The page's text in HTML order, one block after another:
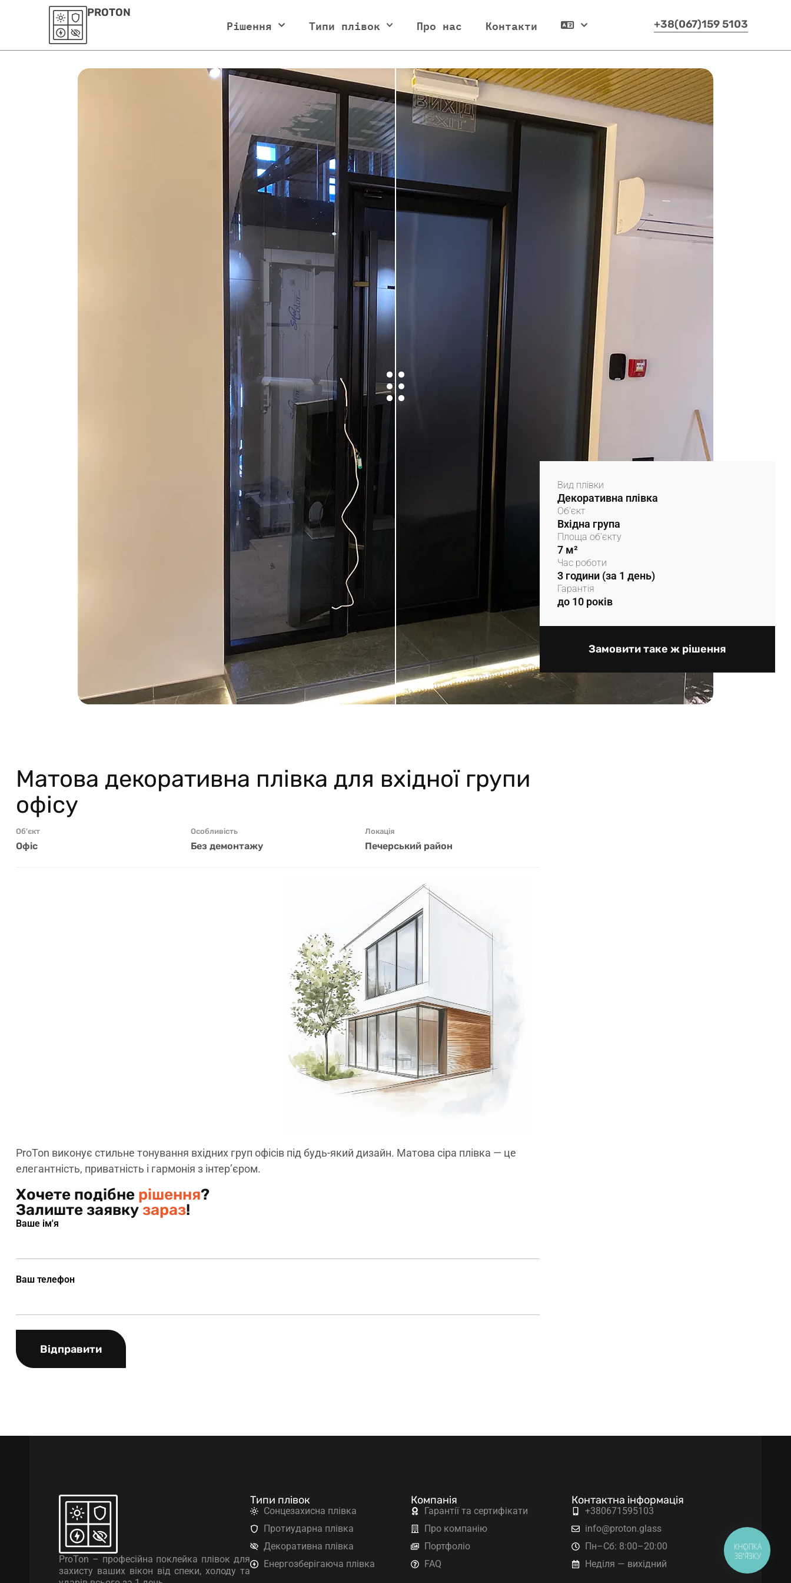
PROTON
Рішення Типи плівок Про нас Контакти Українська +38(067)159 5103
Матова декоративна плівка для вхідної групи
офісу
Об'єкт
Офіс
Особливість
Без демонтажу
Локація
Печерський район
ProTon виконує стильне тонування вхідних груп офісів під будь-який дизайн. Матова сіра плівка — це
елегантність, приватність і гармонія з інтер’єром.
Хочете подібне рішення?
Залиште заявку зараз!
Ваше ім'я
Ваш телефон
Відправити
Вид плівки
Декоративна плівка
Об’єкт
Вхідна група
Площа об'єкту
7 м²
Час роботи
3 години (за 1 день)
Гарантія
до 10 років
Замовити таке ж рішення
ProTon – професійна поклейка плівок для
захисту ваших вікон від спеки, холоду та
Типи плівок
Сонцезахисна плівка
Протиударна плівка
Декоративна плівка
Енергозберігаюча плівка
Компанія
Гарантії та сертифікати
Про компанію
Портфоліо
FAQ
Контактна інформація
+380671595103
info@proton.glass
Пн–Сб: 8:00–20:00
Неділя — вихідний
КНОПКА
ЗВ'ЯЗКУ